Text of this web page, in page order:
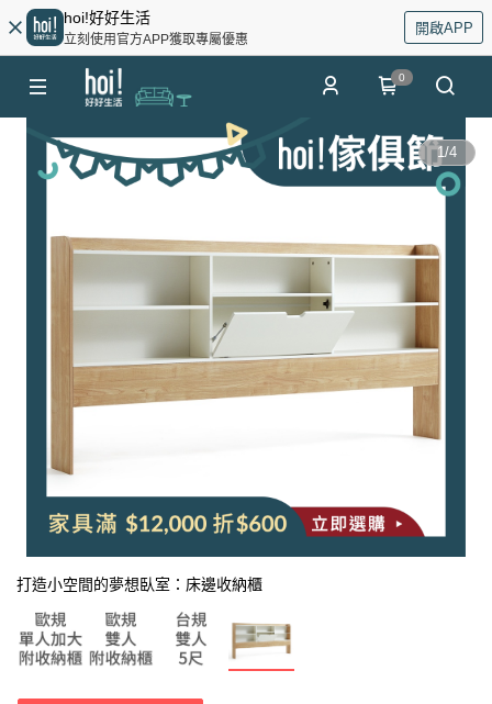
hoi!好好生活
立刻使用官方APP獲取專屬優惠
開啟APP
0
1/4
打造小空間的夢想臥室：床邊收納櫃